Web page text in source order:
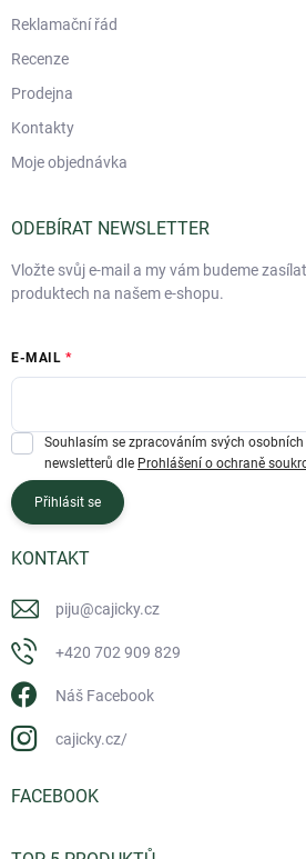
Reklamační řád
Recenze
Prodejna
Kontakty
Moje objednávka
ODEBÍRAT NEWSLETTER
Vložte svůj e-mail a my vám budeme
produktech na našem e-shopu.
E-MAIL
Souhlasím se zpracováním svých
newsletterů dle Prohlášení o ochraně
Přihlásit se
KONTAKT
piju@cajicky.cz
+420 702 909 829
Náš Facebook
cajicky.cz/
FACEBOOK